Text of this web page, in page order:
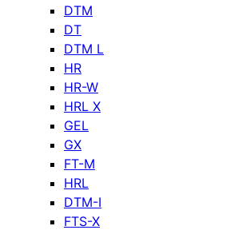
DTM
DT
DTM L
HR
HR-W
HRL X
GEL
GX
FT-M
HRL
DTM-I
FTS-X